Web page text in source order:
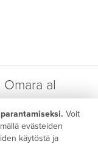
Omara al
Voit
evästeiden
käytöstä ja